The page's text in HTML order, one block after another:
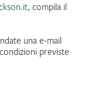
, compila il
una e-mail
previste